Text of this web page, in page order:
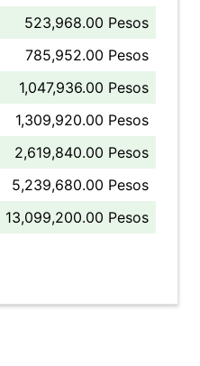
523,968.00 Pesos
785,952.00 Pesos
1,047,936.00 Pesos
1,309,920.00 Pesos
2,619,840.00 Pesos
5,239,680.00 Pesos
13,099,200.00 Pesos